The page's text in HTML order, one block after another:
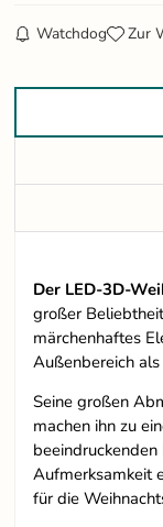
Watchdog Zur
Der LED-3D-
großer
märchenhaftes
Außenbereich
Seine großen
machen ihn zu
Aufmerksamkeit
für die